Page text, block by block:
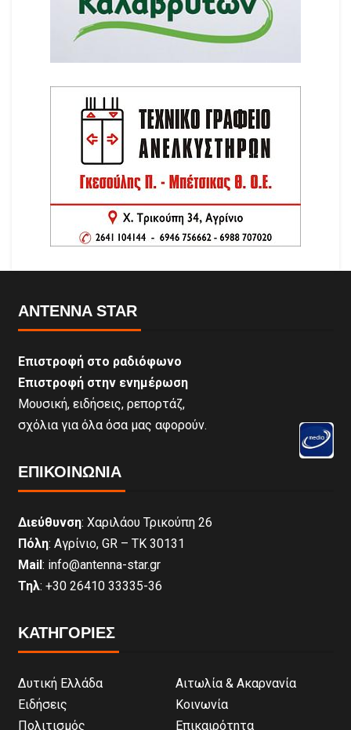
ANTENNA STAR
Επιστροφή στο ραδιόφωνο
Επιστροφή στην ενημέρωση
Μουσική, ειδήσεις, ρεπορτάζ,
σχόλια για όλα όσα μας αφορούν.
ΕΠΙΚΟΙΝΩΝΊΑ
Διεύθυνση: Χαριλάου Τρικούπη 26
Πόλη: Αγρίνιο, GR – ΤΚ 30131
Mail: info@antenna-star.gr
Τηλ: +30 26410 33335-36
ΚΑΤΗΓΟΡΙΕΣ
Δυτική Ελλάδα
Αιτωλία & Ακαρνανία
Ειδήσεις
Κοινωνία
Πολιτισμός
Επικαιρότητα